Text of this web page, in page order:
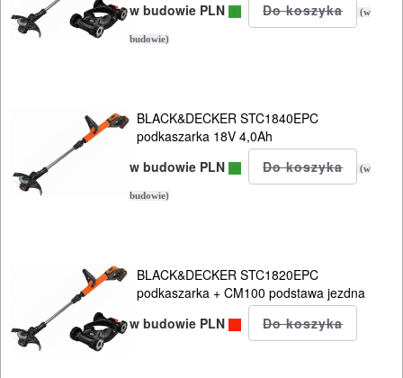
w budowie PLN
(w
budowie)
BLACK&DECKER STC1840EPC
podkaszarka 18V 4,0Ah
w budowie PLN
(w
budowie)
BLACK&DECKER STC1820EPC
podkaszarka + CM100 podstawa jezdna
w budowie PLN